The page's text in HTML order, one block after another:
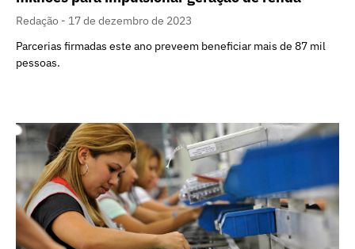
Redação
17 de dezembro de 2023
Parcerias firmadas este ano preveem beneficiar mais de 87 mil
pessoas.